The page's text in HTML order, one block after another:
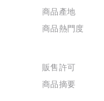
⑨ 晾曬陰涼處
⑩ 若需整燙，
商品產地
商品熱門度
販售許可
商品摘要